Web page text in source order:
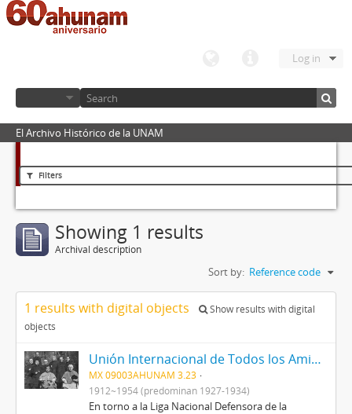
Log in
El Archivo Histórico de la UNAM
Filters
Showing 1 results
Archival description
Sort by: Reference code
1 results with digital objects
Show results with digital
objects
Unión Internacional de Todos los Amigos (VITA-México)
MX 09003AHUNAM 3.23
1912~1954 (predominan 1927-1934)
En torno a la Liga Nacional Defensora de la